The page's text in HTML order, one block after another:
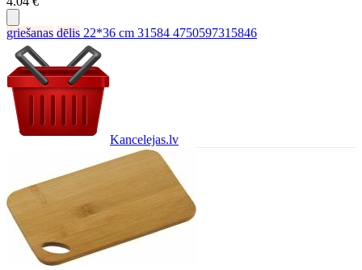
griešanas dēlis 22*36 cm 31584 4750597315846
Kancelejas.lv